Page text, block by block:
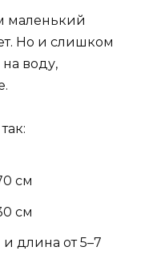
маленький
Но и слишком
воду,
см
см
длина от 5–7